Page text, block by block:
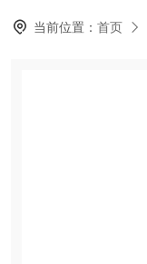
当前位置：首页